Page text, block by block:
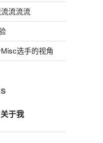
流流流
选手的视角
关于我